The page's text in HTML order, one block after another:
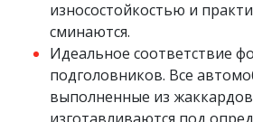
износостойкостью и
сминаются.
Идеальное соответствие
подголовников. Все
выполненные из